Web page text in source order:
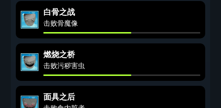
白骨之战
击败骨魔像
燃烧之桥
击败污秽害虫
面具之后